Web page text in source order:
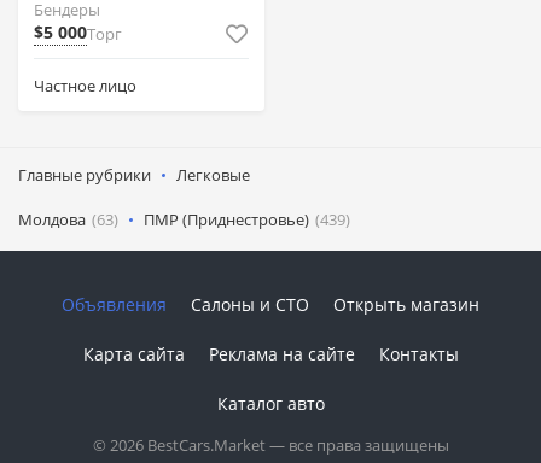
Бендеры
$5 000Торг
Частное лицо
Главные рубрики Легковые
Молдова (63) ПМР (Приднестровье) (439)
© 2026 BestCars.Market — все права защищены
Объявления Салоны и СТО Открыть магазин
Карта сайта Реклама на сайте Контакты
Каталог авто